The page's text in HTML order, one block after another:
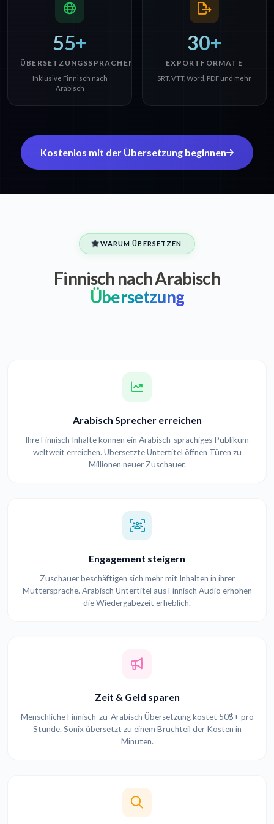
55+
ÜBERSETZUNGSSPRACHEN
Inklusive Finnisch nach
Arabisch
30+
EXPORTFORMATE
SRT, VTT, Word, PDF und mehr
Kostenlos mit der Übersetzung beginnen
WARUM ÜBERSETZEN
Finnisch nach Arabisch
Übersetzung
Arabisch Sprecher erreichen
Ihre Finnisch Inhalte können ein Arabisch-sprachiges Publikum
weltweit erreichen. Übersetzte Untertitel öffnen Türen zu
Millionen neuer Zuschauer.
Engagement steigern
Zuschauer beschäftigen sich mehr mit Inhalten in ihrer
Muttersprache. Arabisch Untertitel aus Finnisch Audio erhöhen
die Wiedergabezeit erheblich.
Zeit & Geld sparen
Menschliche Finnisch-zu-Arabisch Übersetzung kostet 50$+ pro
Stunde. Sonix übersetzt zu einem Bruchteil der Kosten in
Minuten.